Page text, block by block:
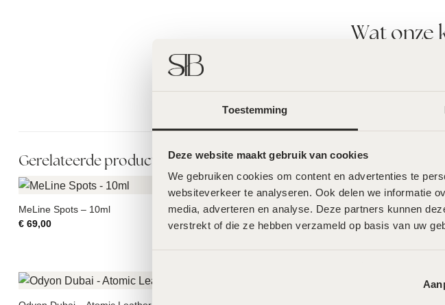
Toestemming
Deze website maakt gebruik van cookies
We gebruiken cookies om content en advertenties te
websiteverkeer te analyseren. Ook delen we informatie
media, adverteren en analyse. Deze partners kunnen
verstrekt of die ze hebben verzameld op basis van uw
Wat onze
Gerelateerde producten
MeLine Spots – 10ml
€69,00
Roquebrun Gradual Tan Bodylotion – 200ml